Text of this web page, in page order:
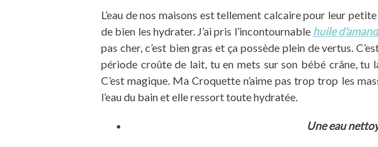
L’eau de nos maisons est tellement calcaire pour leur
de bien les hydrater. J’ai pris l’incontournable huile
pas cher, c’est bien gras et ça possède plein de vertus.
période croûte de lait, tu en mets sur son bébé crâne, tu
C’est magique. Ma Croquette n’aime pas trop trop les
l’eau du bain et elle ressort toute hydratée.
Une eau